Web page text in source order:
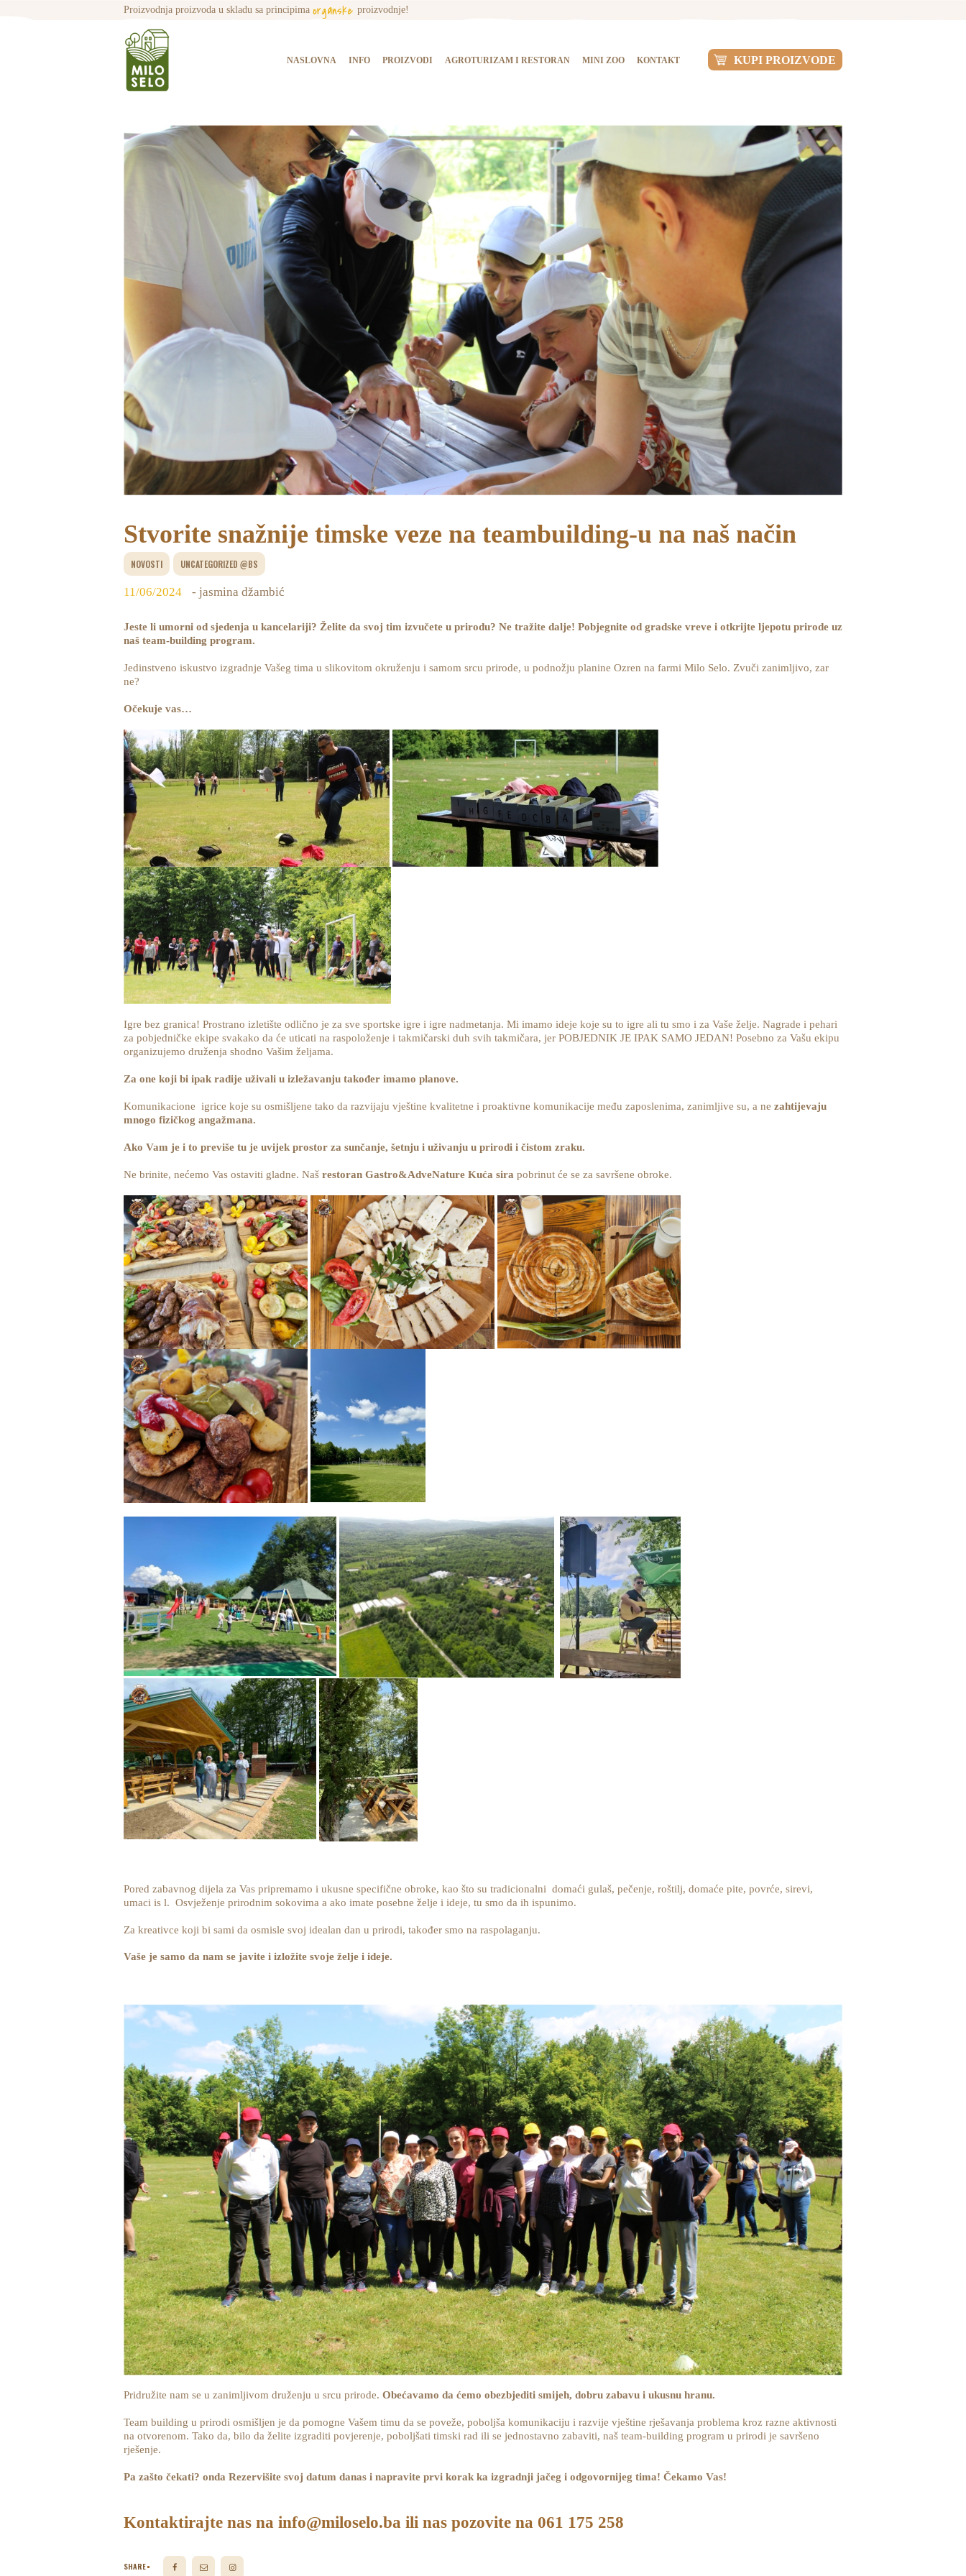
Proizvodnja proizvoda u skladu sa principima organske proizvodnje!
NASLOVNA INFO PROIZVODI AGROTURIZAM I RESTORAN MINI ZOO KONTAKT KUPI PROIZVODE
NASLOVNA
INFO
AGROTURIZAM I
RESTORAN
MINI ZOO
KONTAKT
KUPI PROIZVODE
Stvorite snažnije timske veze na teambuilding-u na naš način
NOVOSTI UNCATEGORIZED @BS
11/06/2024 - jasmina džambić
Jeste li umorni od sjedenja u kancelariji? Želite da svoj tim izvučete u prirodu? Ne tražite dalje! Pobjegnite od gradske vreve i otkrijte ljepotu prirode uz
naš team-building program.
Jedinstveno iskustvo izgradnje Vašeg tima u slikovitom okruženju i samom srcu prirode, u podnožju planine Ozren na farmi Milo Selo. Zvuči zanimljivo, zar
ne?
Očekuje vas…
Igre bez granica! Prostrano izletište odlično je za sve sportske igre i igre nadmetanja. Mi imamo ideje koje su to igre ali tu smo i za Vaše želje. Nagrade i pehari
za pobjedničke ekipe svakako da će uticati na raspoloženje i takmičarski duh svih takmičara, jer POBJEDNIK JE IPAK SAMO JEDAN! Posebno za Vašu ekipu
organizujemo druženja shodno Vašim željama.
Za one koji bi ipak radije uživali u izležavanju također imamo planove.
Komunikacione igrice koje su osmišljene tako da razvijaju vještine kvalitetne i proaktivne komunikacije među zaposlenima, zanimljive su, a ne zahtijevaju
mnogo fizičkog angažmana.
Ako Vam je i to previše tu je uvijek prostor za sunčanje, šetnju i uživanju u prirodi i čistom zraku.
Ne brinite, nećemo Vas ostaviti gladne. Naš restoran Gastro&AdveNature Kuća sira pobrinut će se za savršene obroke.
Pored zabavnog dijela za Vas pripremamo i ukusne specifične obroke, kao što su tradicionalni domaći gulaš, pečenje, roštilj, domaće pite, povrće, sirevi,
umaci is l. Osvježenje prirodnim sokovima a ako imate posebne želje i ideje, tu smo da ih ispunimo.
Za kreativce koji bi sami da osmisle svoj idealan dan u prirodi, također smo na raspolaganju.
Vaše je samo da nam se javite i izložite svoje želje i ideje.
Pridružite nam se u zanimljivom druženju u srcu prirode. Obećavamo da ćemo obezbjediti smijeh, dobru zabavu i ukusnu hranu.
Team building u prirodi osmišljen je da pomogne Vašem timu da se poveže, poboljša komunikaciju i razvije vještine rješavanja problema kroz razne aktivnosti
na otvorenom. Tako da, bilo da želite izgraditi povjerenje, poboljšati timski rad ili se jednostavno zabaviti, naš team-building program u prirodi je savršeno
rješenje.
Pa zašto čekati? onda Rezervišite svoj datum danas i napravite prvi korak ka izgradnji jačeg i odgovornijeg tima! Čekamo Vas!
Kontaktirajte nas na info@miloselo.ba ili nas pozovite na 061 175 258
SHARE